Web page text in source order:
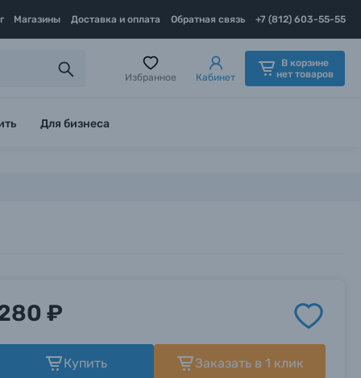
Магазины Доставка и оплата Обратная связь +7 (812) 603-55-55
Избранное Кабинет
В корзине
нет товаров
Для бизнеса
₽
Купить Заказать в 1 клик